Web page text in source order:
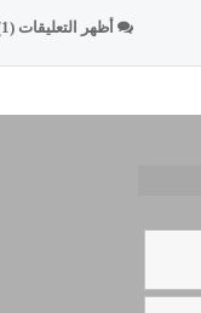
أظهر التعليقات (1)